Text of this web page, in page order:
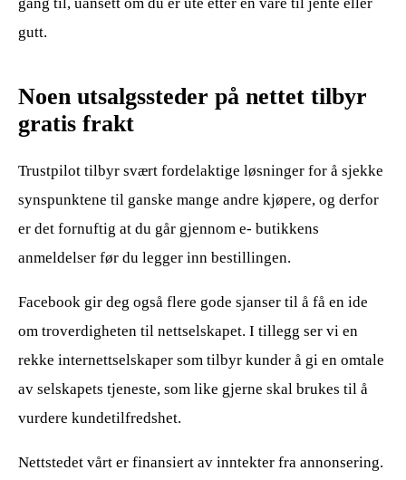
gutt.
Noen utsalgssteder på nettet tilbyr
gratis frakt
Trustpilot tilbyr svært fordelaktige løsninger for å sjekke
synspunktene til ganske mange andre kjøpere, og derfor
er det fornuftig at du går gjennom e- butikkens
anmeldelser før du legger inn bestillingen.
Facebook gir deg også flere gode sjanser til å få en ide
om troverdigheten til nettselskapet. I tillegg ser vi en
rekke internettselskaper som tilbyr kunder å gi en omtale
av selskapets tjeneste, som like gjerne skal brukes til å
vurdere kundetilfredshet.
Nettstedet vårt er finansiert av inntekter fra annonsering.